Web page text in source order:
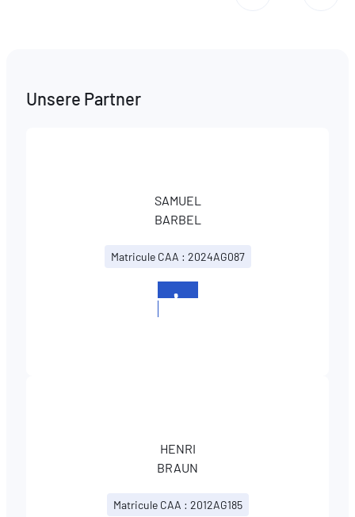
Unsere Partner
SAMUEL
BARBEL
Matricule CAA : 2024AG087
HENRI
BRAUN
Matricule CAA : 2012AG185